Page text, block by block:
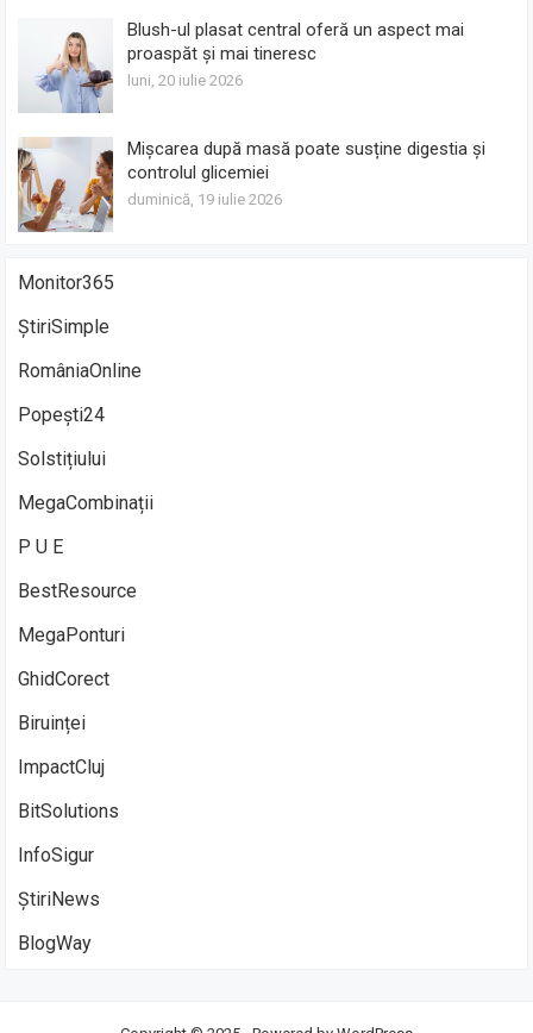
Blush-ul plasat central oferă un aspect mai
proaspăt și mai tineresc
luni, 20 iulie 2026
Mișcarea după masă poate susține digestia și
controlul glicemiei
duminică, 19 iulie 2026
Monitor365
ȘtiriSimple
RomâniaOnline
Popești24
Solstițiului
MegaCombinații
P U E
BestResource
MegaPonturi
GhidCorect
Biruinței
ImpactCluj
BitSolutions
InfoSigur
ȘtiriNews
BlogWay